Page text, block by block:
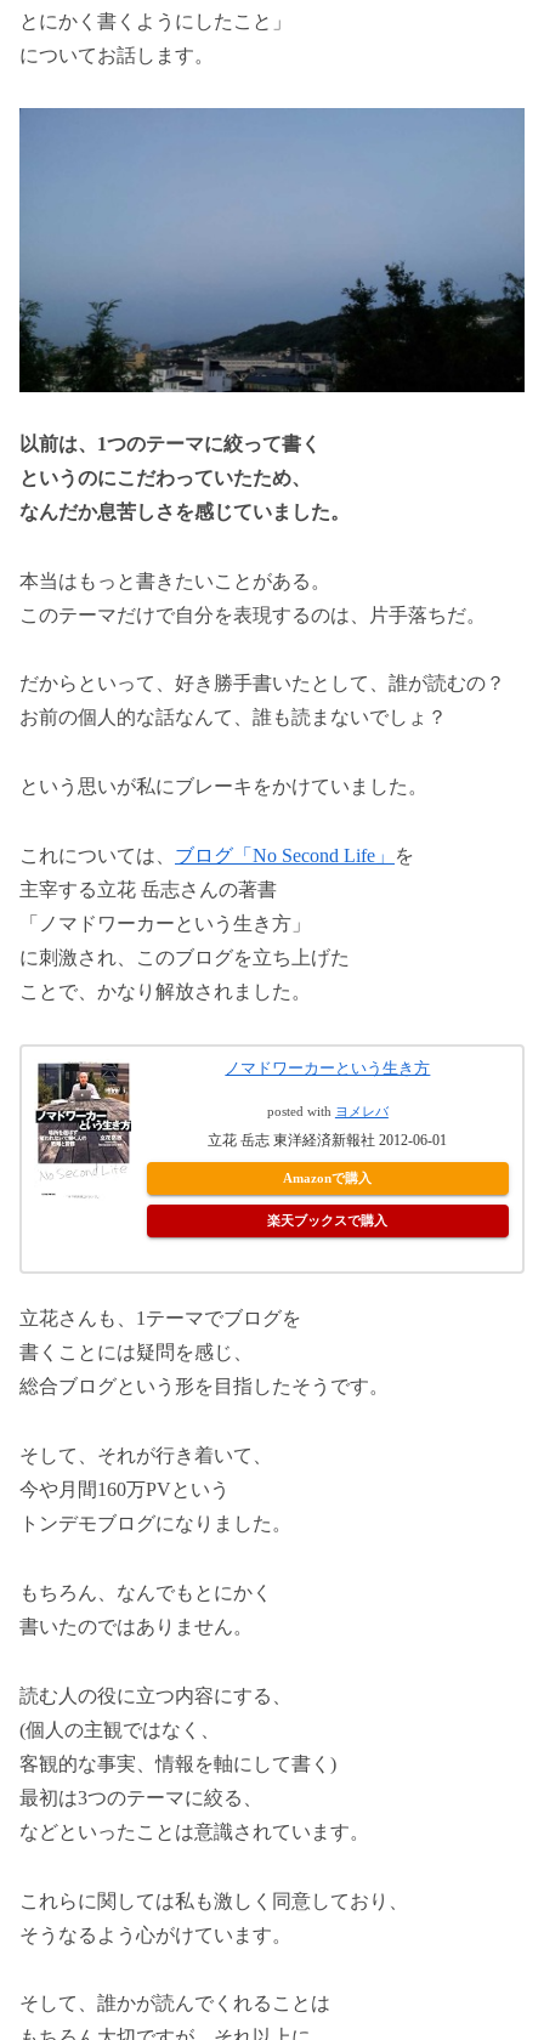
とにかく書くようにしたこと」
についてお話します。
以前は、1つのテーマに絞って書く
というのにこだわっていたため、
なんだか息苦しさを感じていました。
本当はもっと書きたいことがある。
このテーマだけで自分を表現するのは、片手落ちだ。
だからといって、好き勝手書いたとして、誰が読むの？
お前の個人的な話なんて、誰も読まないでしょ？
という思いが私にブレーキをかけていました。
これについては、 ブログ「No Second Life」
を
主宰する立花 岳志さんの著書
「ノマドワーカーという生き方」
に刺激され、このブログを立ち上げた
ことで、かなり解放されました。
ノマドワーカーという生き方
posted with ヨメレバ
立花 岳志 東洋経済新報社 2012-06-01
Amazonで購入
楽天ブックスで購入
立花さんも、1テーマでブログを
書くことには疑問を感じ、
総合ブログという形を目指したそうです。
そして、それが行き着いて、
今や月間160万PVという
トンデモブログになりました。
もちろん、なんでもとにかく
書いたのではありません。
読む人の役に立つ内容にする、
(個人の主観ではなく、
客観的な事実、情報を軸にして書く)
最初は3つのテーマに絞る、
などといったことは意識されています。
これらに関しては私も激しく同意しており、
そうなるよう心がけています。
そして、誰かが読んでくれることは